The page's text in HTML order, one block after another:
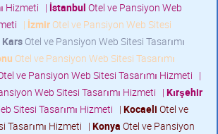
Hizmeti | İstanbul Otel ve Pansiyon Web
| İzmir Otel ve Pansiyon Web Sitesi
Kars Otel ve Pansiyon Web Sitesi Tasarımı
Otel ve Pansiyon Web Sitesi Tasarımı
ve Pansiyon Web Sitesi Tasarımı Hizmeti |
Web Sitesi Tasarımı Hizmeti | Kırşehir
Sitesi Tasarımı Hizmeti | Kocaeli Otel ve
Tasarımı Hizmeti | Konya Otel ve Pansiyon